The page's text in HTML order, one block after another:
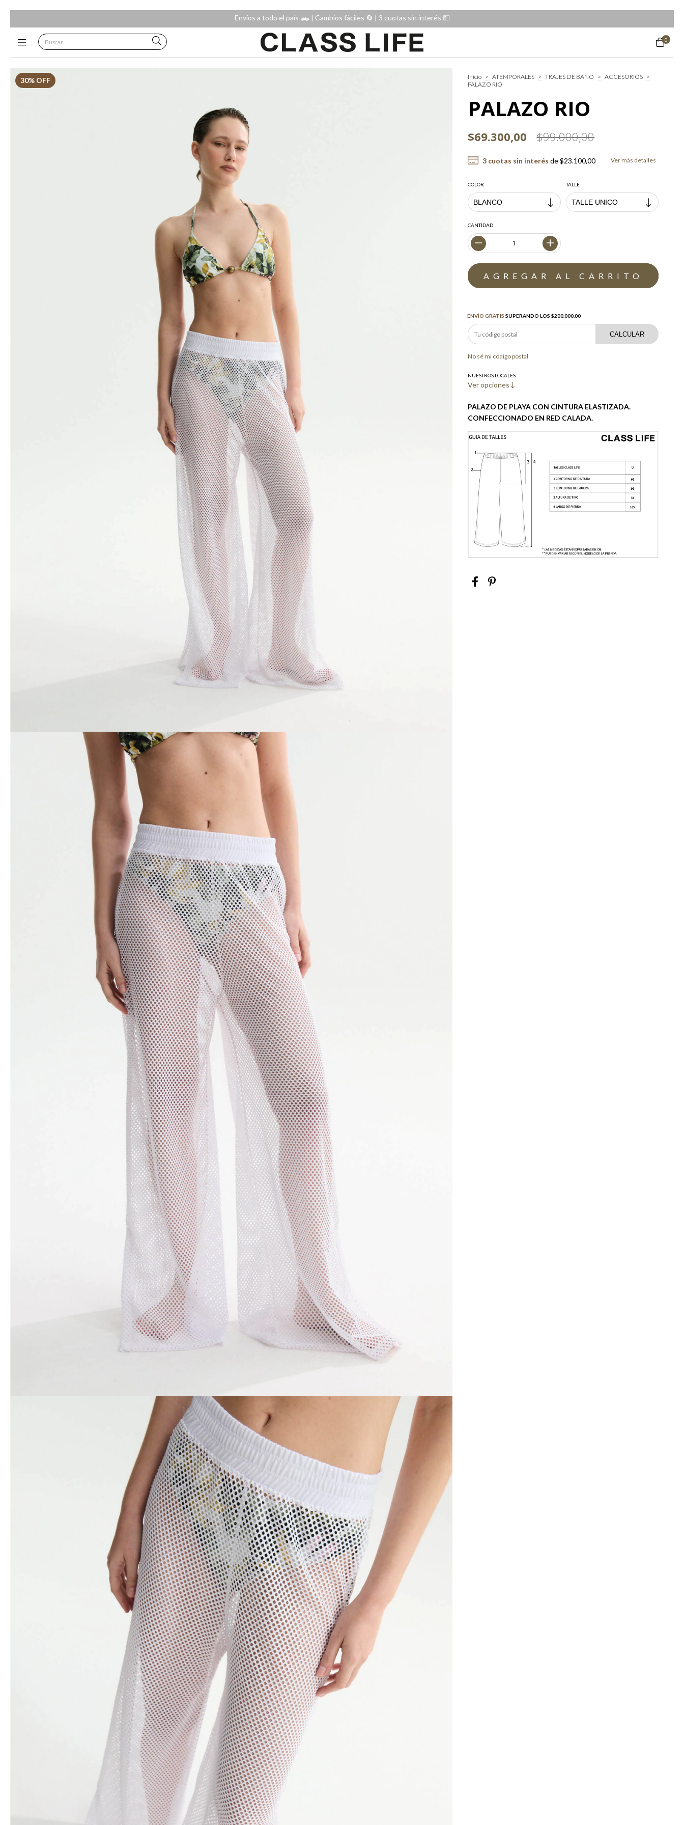
Envíos a todo el país 🛻 | Cambios fáciles 🔄️ | 3 cuotas sin interés 💵
0
30% OFF Inicio > ATEMPORALES > TRAJES DE BAÑO > ACCESORIOS >
PALAZO RIO
PALAZO RIO
$69.300,00 $99.000,00
3 cuotas sin interés de$23.100,00 Ver más detalles
COLOR TALLE
CANTIDAD
ENVÍO GRATIS SUPERANDO LOS$200.000,00
CALCULAR
No sé mi código postal
NUESTROS LOCALES
Ver opciones
PALAZO DE PLAYA CON CINTURA ELASTIZADA.
CONFECCIONADO EN RED CALADA.